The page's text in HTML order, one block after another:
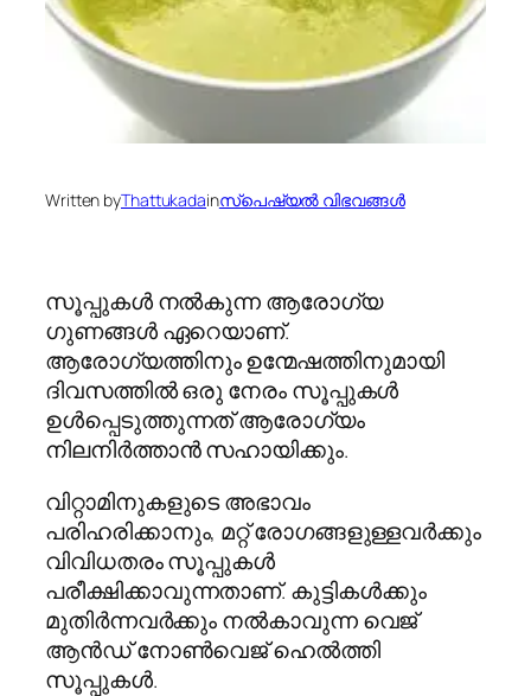
Written byThattukadainസ്പെഷ്യല്‍ വിഭവങ്ങള്‍
സൂപ്പുകള്‍ നല്‍കുന്ന ആരോഗ്യ
ഗുണങ്ങള്‍ ഏറെയാണ്.
ആരോഗ്യത്തിനും ഉന്മേഷത്തിനുമായി
ദിവസത്തില്‍ ഒരു നേരം സൂപ്പുകള്‍
ഉള്‍പ്പെടുത്തുന്നത് ആരോഗ്യം
നിലനിര്‍ത്താന്‍ സഹായിക്കും.
വിറ്റാമിനുകളുടെ അഭാവം
പരിഹരിക്കാനും, മറ്റ് രോഗങ്ങളുള്ളവര്‍ക്കും
വിവിധതരം സൂപ്പുകള്‍
പരീക്ഷിക്കാവുന്നതാണ്. കുട്ടികള്‍ക്കും
മുതിര്‍ന്നവര്‍ക്കും നല്‍കാവുന്ന വെജ്
ആന്‍ഡ് നോണ്‍വെജ് ഹെല്‍ത്തി
സൂപ്പുകള്‍.